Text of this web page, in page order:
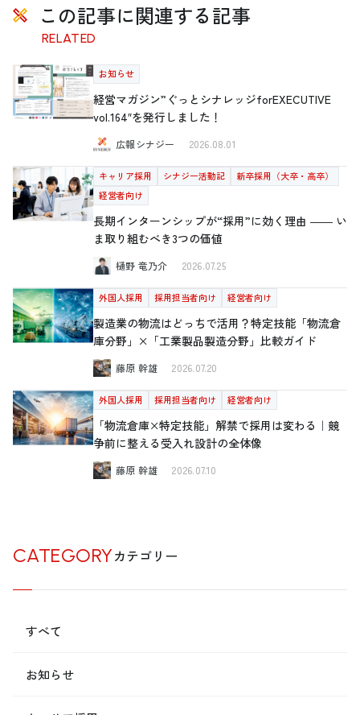
この記事に関連する記事
RELATED
お知らせ
経営マガジン”ぐっとシナレッジforEXECUTIVE
vol.164″を発行しました！
広報シナジー 2026.08.01
キャリア採用 シナジー活動記
新卒採用（大卒・高卒）
経営者向け
長期インターンシップが“採用”に効く理由 ―― い
ま取り組むべき3つの価値
樋野 竜乃介 2026.07.25
外国人採用 採用担当者向け 経営者向け
製造業の物流はどっちで活用？特定技能「物流倉
庫分野」×「工業製品製造分野」比較ガイド
藤原 幹雄 2026.07.20
外国人採用 採用担当者向け 経営者向け
「物流倉庫×特定技能」解禁で採用は変わる｜競
争前に整える受入れ設計の全体像
藤原 幹雄 2026.07.10
CATEGORYカテゴリー
すべて
お知らせ